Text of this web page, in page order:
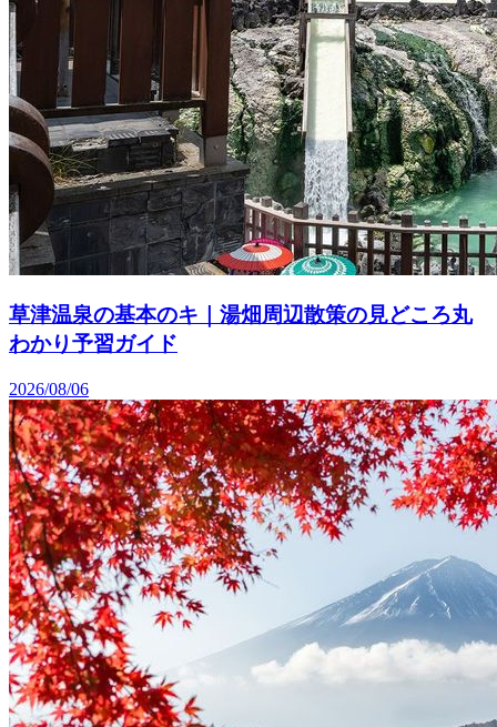
草津温泉の基本のキ｜湯畑周辺散策の見どころ丸
わかり予習ガイド
2026/08/06